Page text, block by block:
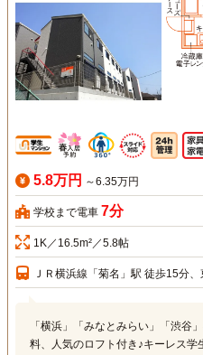
5.8万円 ～6.35万円
学校まで電車 7分
1K／16.5m²／5.8帖
ＪＲ横浜線「菊名」駅 徒歩15分
「横浜」「みなとみらい」「渋谷
料、人気のロフト付き♪キーレス